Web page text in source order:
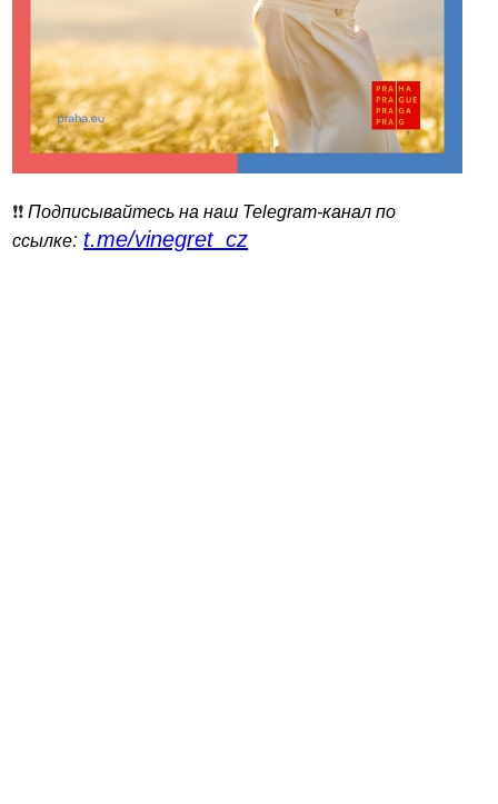
❗️❗️Подписывайтесь на наш Telegram-канал по
ссылке: t.me/vinegret_cz